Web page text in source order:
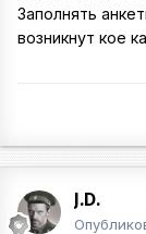
Заполнять
возникнут кое
J.D.